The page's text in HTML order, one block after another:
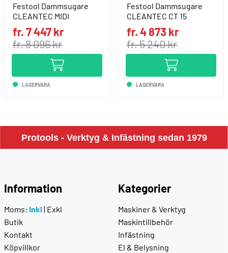
Festool Dammsugare
CLEANTEC MIDI
fr. 7 447 kr
fr. 8 096 kr
LAGERVARA
Festool Dammsugare
CLEANTEC CT 15
fr. 4 873 kr
fr. 5 240 kr
LAGERVARA
Protools - Verktyg & Infästning sedan 1979
Information
Moms: Inkl | Exkl
Butik
Kontakt
Köpvillkor
Kategorier
Maskiner & Verktyg
Maskintillbehör
Infästning
El & Belysning